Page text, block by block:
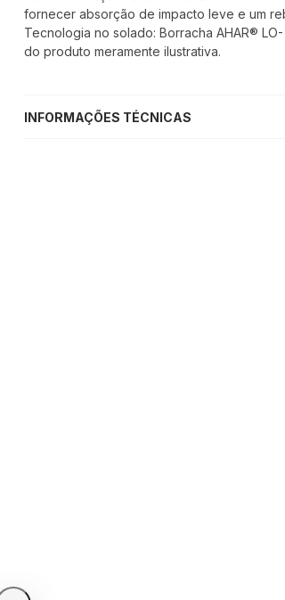
fornecer absorção de impacto leve e um
Tecnologia no solado: Borracha AHAR®
do produto meramente ilustrativa.
INFORMAÇÕES TÉCNICAS